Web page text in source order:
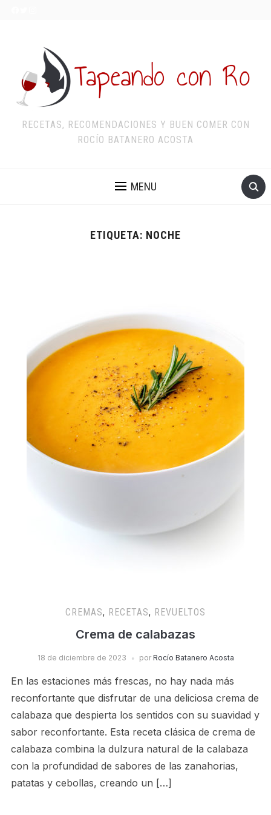
RECETAS, RECOMENDACIONES Y BUEN COMER CON
ROCÍO BATANERO ACOSTA
MENU
ETIQUETA: NOCHE
CREMAS, RECETAS, REVUELTOS
Crema de calabazas
18 de diciembre de 2023 por Rocío Batanero Acosta
En las estaciones más frescas, no hay nada más
reconfortante que disfrutar de una deliciosa crema de
calabaza que despierta los sentidos con su suavidad y
sabor reconfortante. Esta receta clásica de crema de
calabaza combina la dulzura natural de la calabaza
con la profundidad de sabores de las zanahorias,
patatas y cebollas, creando un […]